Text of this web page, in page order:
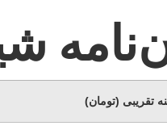
تقریبی (تومان)